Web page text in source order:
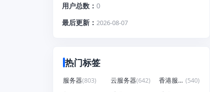
用户总数
0
最后更新
2026-08-07
热门标签
服务器(803) 云服务器(642) 香港服务器 (540)